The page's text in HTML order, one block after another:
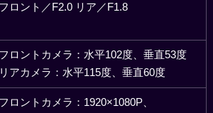
フロント／F2.0 リア／F1.8
フロントカメラ：水平102度、垂直53度
リアカメラ：水平115度、垂直60度
フロントカメラ：1920×1080P、